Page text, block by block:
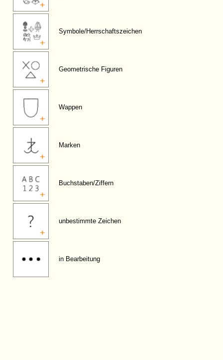
Symbole/Herrschaftszeichen
Geometrische Figuren
Wappen
Marken
Buchstaben/Ziffern
unbestimmte Zeichen
in Bearbeitung